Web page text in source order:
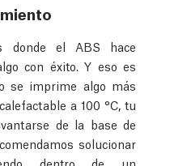
donde el ABS hace
con éxito. Y eso es
se imprime algo más
a 100 °C, tu
de la base de
solucionar